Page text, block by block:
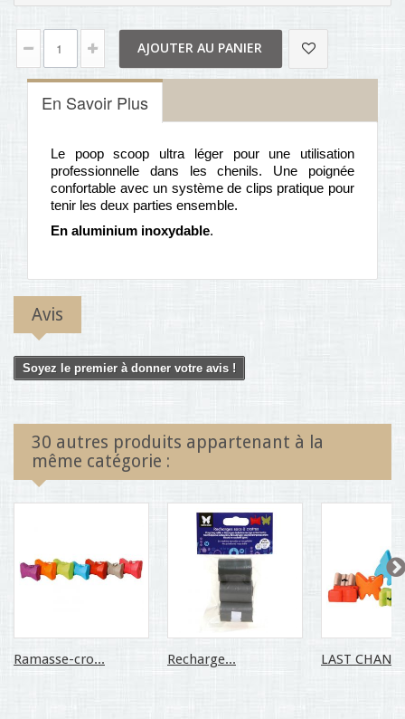
AJOUTER AU PANIER
En Savoir Plus
Le poop scoop ultra léger pour une utilisation
professionnelle dans les chenils. Une poignée
confortable avec un système de clips pratique pour
tenir les deux parties ensemble.
En aluminium inoxydable.
Avis
Soyez le premier à donner votre avis !
30 autres produits appartenant à la
même catégorie :
Ramasse-cro... Recharge... LAST